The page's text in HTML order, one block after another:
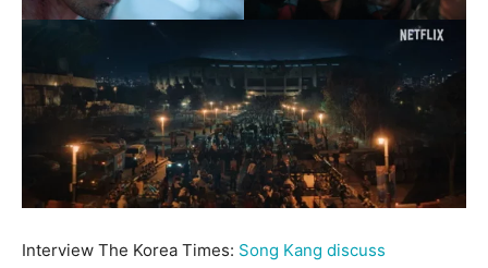
Interview The Korea Times: Song Kang discuss